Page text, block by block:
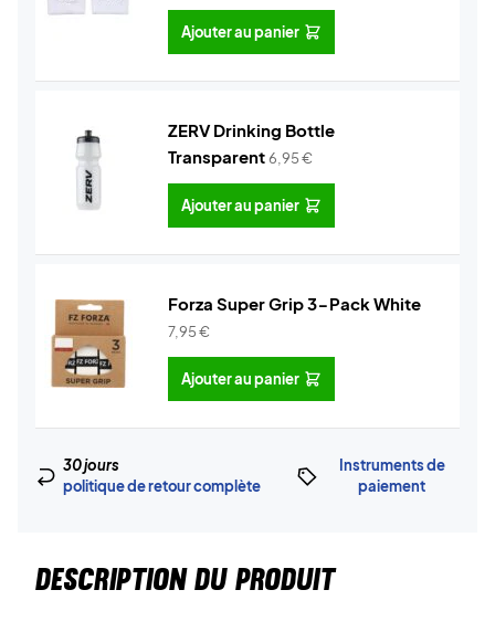
Ajouter au panier
ZERV Drinking Bottle
Transparent6,95€
Ajouter au panier
Forza Super Grip 3-Pack White
7,95€
Ajouter au panier
30 jours
politique de retour complète
Instruments de
paiement
DESCRIPTION DU PRODUIT